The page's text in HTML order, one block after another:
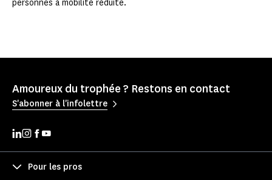
personnes à mobilité réduite.
Amoureux du trophée ? Restons en contact
S'abonner à l'infolettre
Pour les pros